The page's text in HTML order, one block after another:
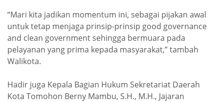
“Mari kita jadikan momentum ini, sebagai pijakan awal
untuk tetap menjaga prinsip-prinsip good governance
and clean government sehingga bermuara pada
pelayanan yang prima kepada masyarakat,” tambah
Walikota.
Hadir juga Kepala Bagian Hukum Sekretariat Daerah
Kota Tomohon Berny Mambu, S.H., M.H., Jajaran